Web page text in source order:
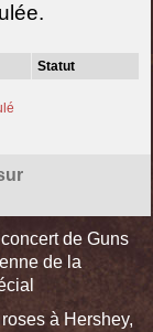
Statut
de Guns
de la
à Hershey,